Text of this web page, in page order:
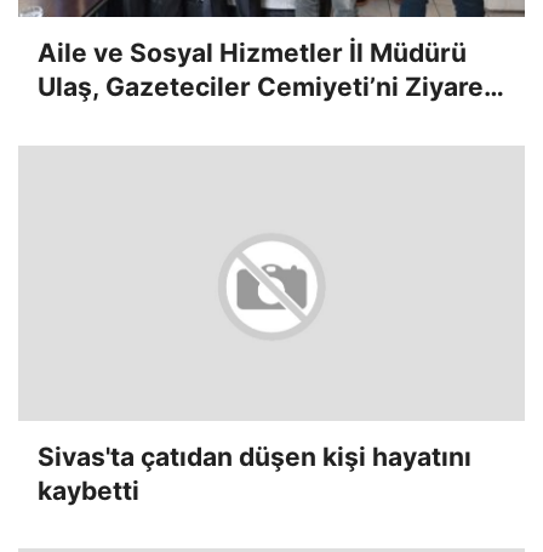
Aile ve Sosyal Hizmetler İl Müdürü
Ulaş, Gazeteciler Cemiyeti’ni Ziyaret
Sivas'ta çatıdan düşen kişi hayatını
kaybetti